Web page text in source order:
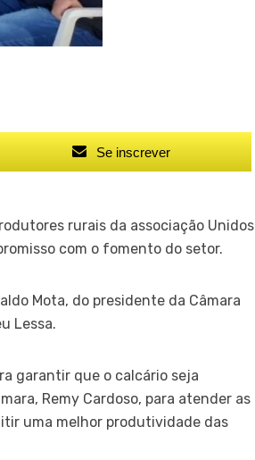
Se inscrever
rurais da associação Unidos
com o fomento do setor.
Mota, do presidente da Câmara
Lessa.
garantir que o calcário seja
Remy Cardoso, para atender as
uma melhor produtividade das